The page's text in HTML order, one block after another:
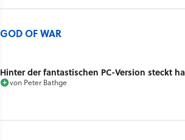
GOD OF WAR
Hinter der fantastischen PC-Version steckt
von Peter Bathge